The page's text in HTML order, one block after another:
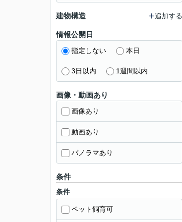
建物構造 追加する
情報公開日
指定しない 本日
3日以内 1週間以内
画像・動画あり
画像あり
動画あり
パノラマあり
条件
条件
ペット飼育可